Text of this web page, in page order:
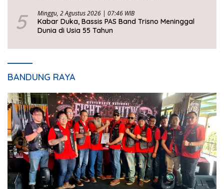
5 Minggu, 2 Agustus 2026 | 07:46 WIB
Kabar Duka, Bassis PAS Band Trisno Meninggal
Dunia di Usia 55 Tahun
BANDUNG RAYA